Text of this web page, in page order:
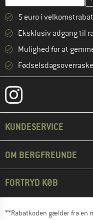
5 euro i
Eksklusiv adgang til
Mulighed for at
KUNDESERVICE
OM BERGFREUNDE
FORTRYD KØB
**Rabatkoden gælder fra en